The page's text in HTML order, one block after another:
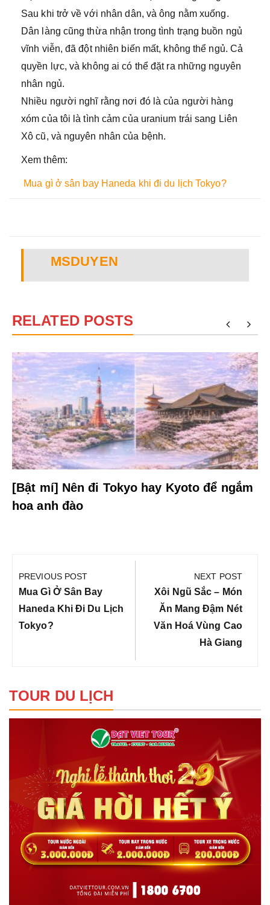
Sau khi trở về với nhân dân, và ông nằm xuống.
Dân làng cũng thừa nhận trong tình trạng buồn ngủ
vĩnh viễn, đã đột nhiên biến mất, không thể ngủ. Cả
quyền lực, và không ai có thể đặt ra những nguyên
nhân ngủ.
Nhiều người nghĩ rằng nơi đó là của người hàng
xóm của tôi là tình cảm của uranium trái sang Liên
Xô cũ, và nguyên nhân của bệnh.
Xem thêm:
Mua gì ở sân bay Haneda khi đi du lịch Tokyo?
MSDUYEN
RELATED POSTS
[Bật mí] Nên đi Tokyo hay Kyoto để ngắm
hoa anh đào
hướng
bài
viết
PREVIOUS POST
Previous
Post:
Mua Gì Ở Sân Bay
Haneda Khi Đi Du Lịch
Tokyo?
NEXT POST
Next
Post:
Xôi Ngũ Sắc – Món
Ăn Mang Đậm Nét
Văn Hoá Vùng Cao
Hà Giang
TOUR DU LỊCH